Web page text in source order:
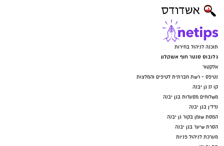
תוכנה לניהול בחירות
גלובוס סנטר חוף אשקלון
אלקטור
נטיפס - רשת חברתית לטיפים והמלצות
קו 17 גן יבנה
משלוחים מסעדות בגן יבנה
נדל"ן בגן יבנה
המסת שומן בקור גן יבנה
הסרת שיער בגן יבנה
מערכת לניהול פניות